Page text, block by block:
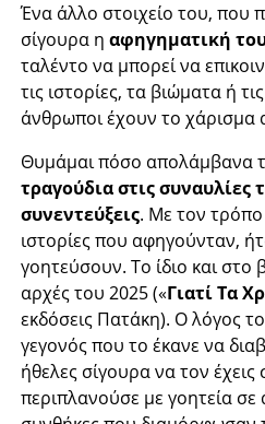
Ένα άλλο στοιχείο του, που
σίγουρα ηαφηγηματική
ταλέντο να μπορεί να
τις ιστορίες, τα βιώματα ή
άνθρωποι έχουν το χάρισμα
Θυμάμαι πόσο απολάμβανα
τραγούδια στις συναυλίες
συνεντεύξεις. Με τον τρόπο
ιστορίες που αφηγούνταν,
γοητεύσουν. Το ίδιο και στο
αρχές του 2025 («Γιατί Τα
εκδόσεις Πατάκη). Ο λόγος
γεγονός που το έκανε να
ήθελες σίγουρα να τον έχεις
περιπλανούσε με γοητεία σε